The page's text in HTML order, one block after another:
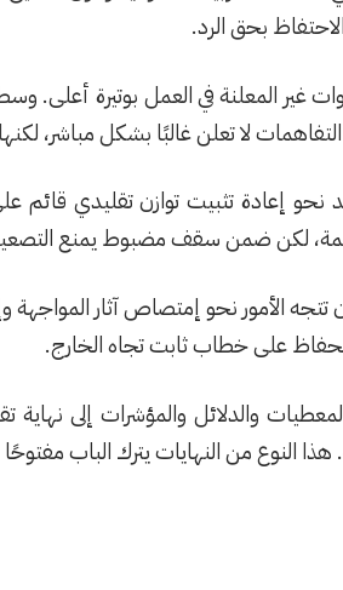
بحق الرد.
غير المعلنة في العمل بوتيرة
لا تعلن غالبًا بشكل مباشر،
نحو إعادة تثبيت توازن تقليدي
لكن ضمن سقف مضبوط يمنع
تتجه الأمور نحو إمتصاص آثار المواجهة
على خطاب ثابت تجاه الخارج.
والدلائل والمؤشرات إلى
النوع من النهايات يترك الباب